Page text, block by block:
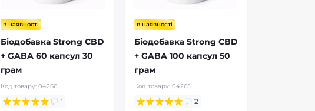
в наявності
Біодобавка Strong CBD
+ GABA 60 капсул 30
грам
Код товару:04266
1
в наявності
Біодобавка Strong CBD
+ GABA 100 капсул 50
грам
Код товару: 04265
2